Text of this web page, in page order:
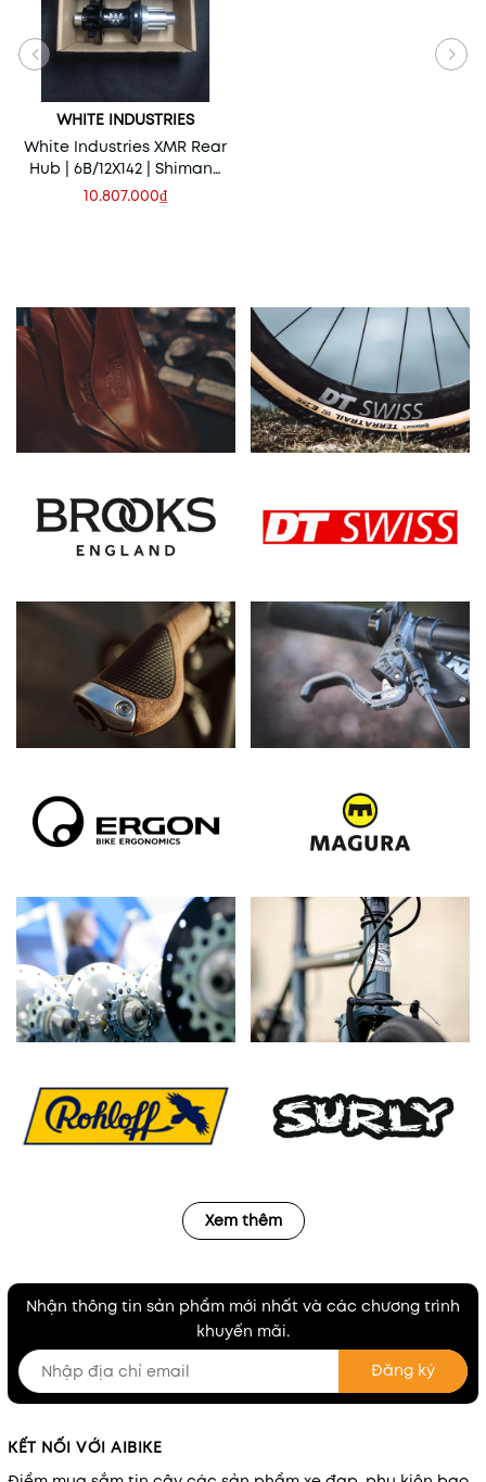
WHITE INDUSTRIES
White Industries XMR Rear
Hub | 6B/12X142 | Shimano
MS | Black
10.807.000₫
Xem thêm
Nhận thông tin sản phẩm mới nhất và các chương trình
khuyến mãi.
Đăng ký
KẾT NỐI VỚI AIBIKE